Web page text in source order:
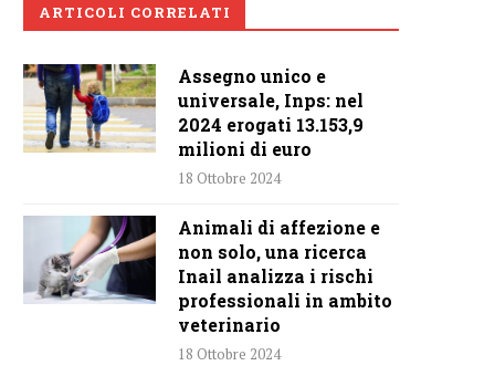
ARTICOLI CORRELATI
Assegno unico e
universale, Inps: nel
2024 erogati 13.153,9
milioni di euro
18 Ottobre 2024
Animali di affezione e
non solo, una ricerca
Inail analizza i rischi
professionali in ambito
veterinario
18 Ottobre 2024